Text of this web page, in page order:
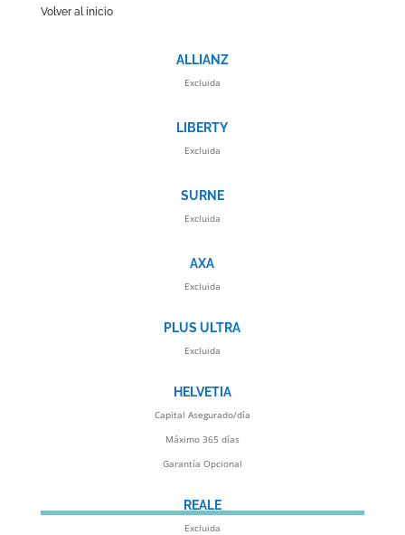
Volver al inicio
ALLIANZ
Excluida
LIBERTY
Excluida
SURNE
Excluida
AXA
Excluida
PLUS ULTRA
Excluida
HELVETIA
Capital Asegurado/día
Máximo 365 días
Garantía Opcional
REALE
Excluida